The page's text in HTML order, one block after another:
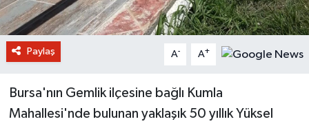
Paylaş A- A+
Bursa'nın Gemlik ilçesine bağlı Kumla
Mahallesi'nde bulunan yaklaşık 50 yıllık Yüksel